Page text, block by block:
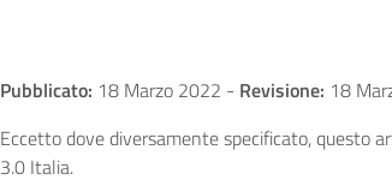
Pubblicato: 18 Marzo 2022 - Revisione: 18
Eccetto dove diversamente specificato, questo
3.0 Italia.